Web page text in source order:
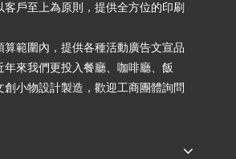
客戶至上為原則，提供全方位的印刷
算範圍內，提供各種活動廣告文宣品
年來我們更投入餐廳、咖啡廳、飯
創小物設計製造，歡迎工商團體詢問